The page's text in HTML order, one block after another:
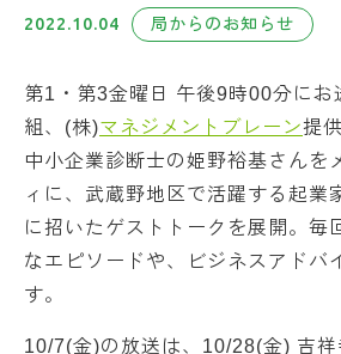
2022.10.04 局からのお知らせ
第1・第3金曜日 午後9時00分にお
組、(株)マネジメントブレーン提
中小企業診断士の姫野裕基さんを
ィに、武蔵野地区で活躍する起業
に招いたゲストトークを展開。毎
なエピソードや、ビジネスアドバ
す。
10/7(金)の放送は、10/28(金) 吉